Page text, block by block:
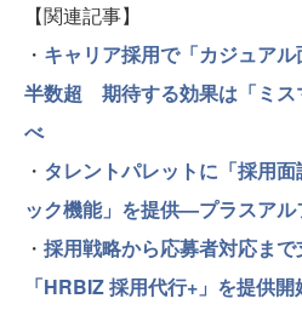
【関連記事】
・ キャリア採用で「カジュア
半数超 期待する効果は「ミ
べ
・ タレントパレットに「採用
ック機能」を提供—プラスア
・ 採用戦略から応募者対応ま
「HRBIZ 採用代行+」を提供